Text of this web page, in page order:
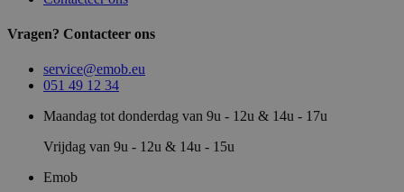
Vragen? Contacteer ons
service@emob.eu
051 49 12 34
Maandag tot donderdag van 9u - 12u & 14u - 17u
Vrijdag van 9u - 12u & 14u - 15u
Emob